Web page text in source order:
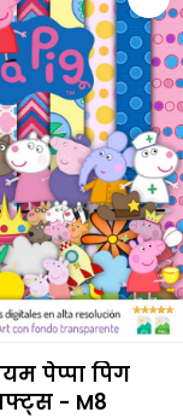
पेप्पा पिग
- M8